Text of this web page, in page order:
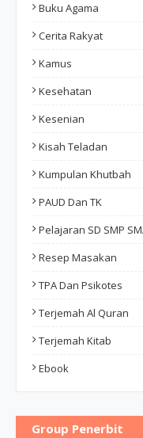
Buku Agama
Cerita Rakyat
Kamus
Kesehatan
Kesenian
Kisah Teladan
Kumpulan Khutbah
PAUD Dan TK
Pelajaran SD SMP
Resep Masakan
TPA Dan Psikotes
Terjemah Al Quran
Terjemah Kitab
Ebook
Group Penerbit